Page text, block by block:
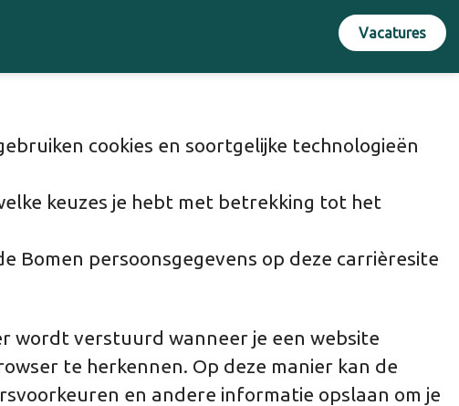
cookies en soortgelijke technologieën
keuzes je hebt met betrekking tot het
Bomen persoonsgegevens op deze carrièresite
wordt verstuurd wanneer je een website
te herkennen. Op deze manier kan de
en andere informatie opslaan om je
Vacatures